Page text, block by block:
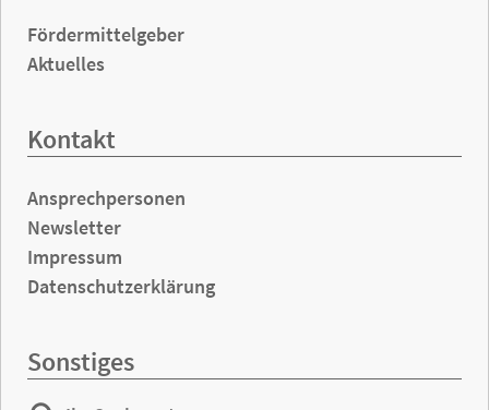
Fördermittelgeber
Aktuelles
Kontakt
Ansprechpersonen
Newsletter
Impressum
Datenschutzerklärung
Sonstiges